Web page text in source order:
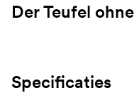
Der Teufel
Specificaties